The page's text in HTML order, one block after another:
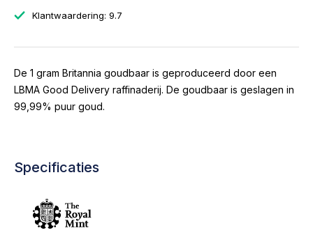
Klantwaardering: 9.7
De 1 gram Britannia goudbaar is geproduceerd door een
LBMA Good Delivery raffinaderij. De goudbaar is geslagen in
99,99% puur goud.
Specificaties